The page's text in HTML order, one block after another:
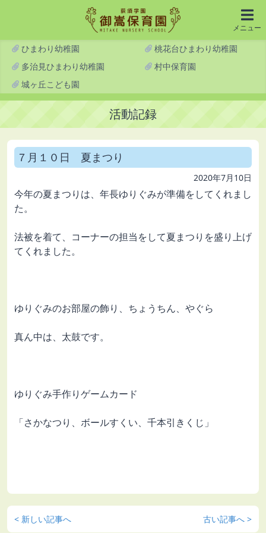
メニュー
ひまわり幼稚園
桃花台ひまわり幼稚園
多治見ひまわり幼稚園
村中保育園
城ヶ丘こども園
活動記録
７月１０日 夏まつり
2020年7月10日
今年の夏まつりは、年長ゆりぐみが準備をしてくれまし
た。
法被を着て、コーナーの担当をして夏まつりを盛り上げ
てくれました。
ゆりぐみのお部屋の飾り、ちょうちん、やぐら
真ん中は、太鼓です。
ゆりぐみ手作りゲームカード
「さかなつり、ボールすくい、千本引きくじ」
< 新しい記事へ 古い記事へ >